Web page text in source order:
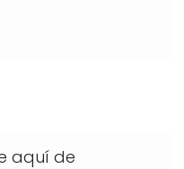
aquí de